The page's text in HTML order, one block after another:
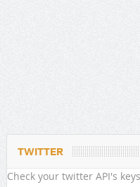
TWITTER
Check your twitter API's keys